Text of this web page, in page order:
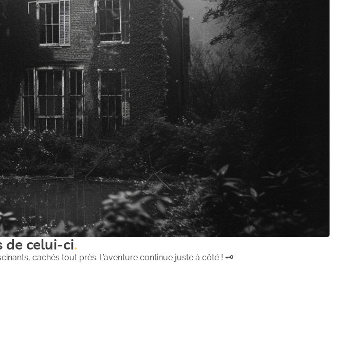
de celui-ci
cachés tout près. L’aventure continue juste à côté ! 🗝️